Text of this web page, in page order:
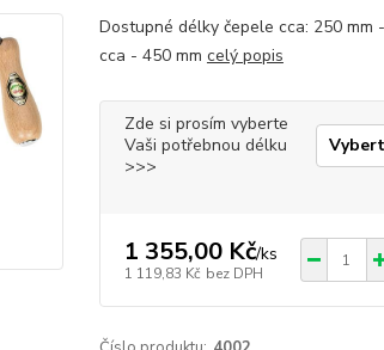
Dostupné délky čepele cca: 250 mm
cca - 450 mm celý popis
Zde si prosím vyberte
Vaši potřebnou délku
>>>
1 355,00 Kč/ks
1 119,83 Kč bez DPH